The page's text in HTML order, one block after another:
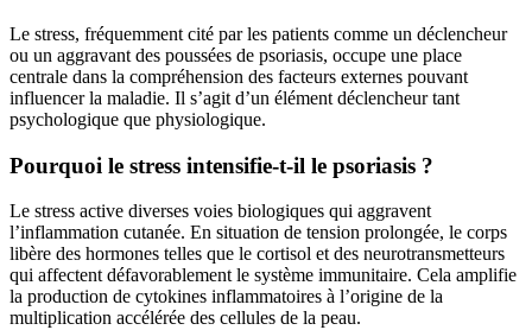
Le stress, fréquemment cité par les patients comme un déclencheur
ou un aggravant des poussées de psoriasis, occupe une place
centrale dans la compréhension des facteurs externes pouvant
influencer la maladie. Il s’agit d’un élément déclencheur tant
psychologique que physiologique.
Pourquoi le stress intensifie-t-il le psoriasis ?
Le stress active diverses voies biologiques qui aggravent
l’inflammation cutanée. En situation de tension prolongée, le corps
libère des hormones telles que le cortisol et des neurotransmetteurs
qui affectent défavorablement le système immunitaire. Cela amplifie
la production de cytokines inflammatoires à l’origine de la
multiplication accélérée des cellules de la peau.